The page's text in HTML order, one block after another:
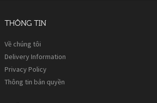
THÔNG TIN
Về chúng tôi
Delivery Information
Privacy Policy
Thông tin bản quyền